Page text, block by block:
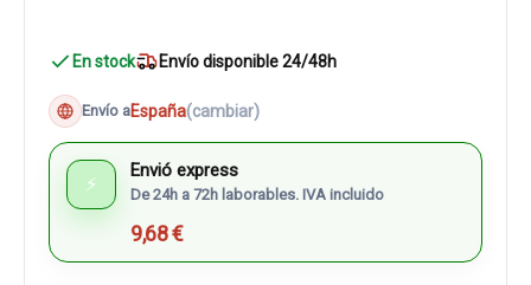
En stock Envío disponible 24/48h
Envío aEspaña(cambiar)
⚡
Envió express
De 24h a 72h laborables. IVA incluido
9,68 €